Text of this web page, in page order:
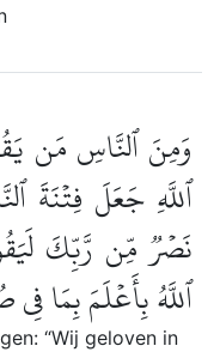
وَمِنَ ٱلنَّاسِ مَن
ٱللَّهِ جَعَلَ فِتۡنَةَ
نَصۡرٞ مِّن رَّبِّكَ
ٱللَّهُ بِأَعۡلَمَ بِمَا
“Wij geloven in